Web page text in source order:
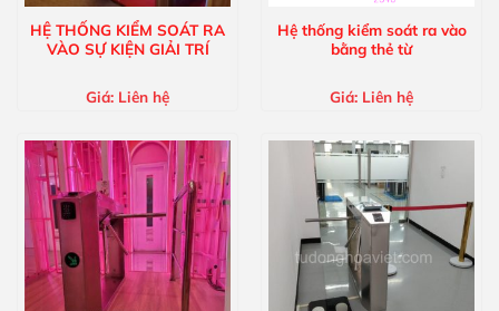
HỆ THỐNG KIỂM SOÁT RA
VÀO SỰ KIỆN GIẢI TRÍ
Giá: Liên hệ
Hệ thống kiểm soát ra vào
bằng thẻ từ
Giá: Liên hệ